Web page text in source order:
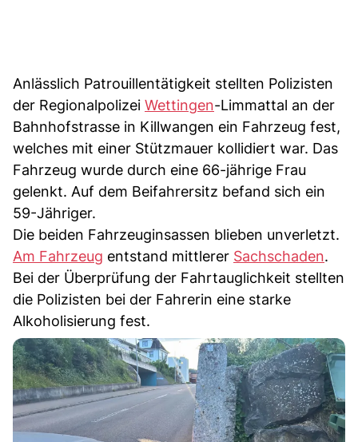
Anlässlich Patrouillentätigkeit stellten Polizisten
der Regionalpolizei Wettingen-Limmattal an der
Bahnhofstrasse in Killwangen ein Fahrzeug fest,
welches mit einer Stützmauer kollidiert war. Das
Fahrzeug wurde durch eine 66-jährige Frau
gelenkt. Auf dem Beifahrersitz befand sich ein
59-Jähriger.
Die beiden Fahrzeuginsassen blieben unverletzt.
Am Fahrzeug entstand mittlerer Sachschaden.
Bei der Überprüfung der Fahrtauglichkeit stellten
die Polizisten bei der Fahrerin eine starke
Alkoholisierung fest.